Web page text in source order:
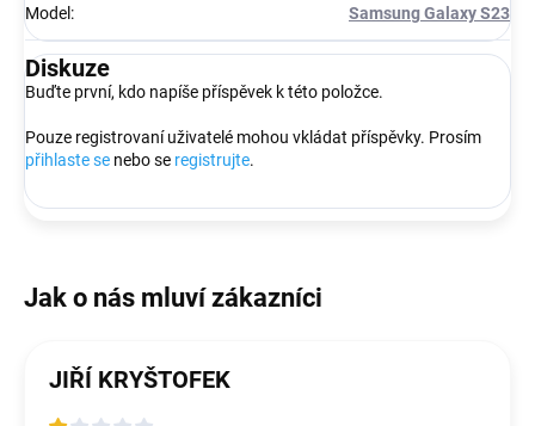
Model : Samsung Galaxy S23
Diskuze
Buďte první, kdo napíše příspěvek k této položce.
Pouze registrovaní uživatelé mohou vkládat příspěvky. Prosím
přihlaste se nebo se registrujte.
JIŘÍ KRYŠTOFEK